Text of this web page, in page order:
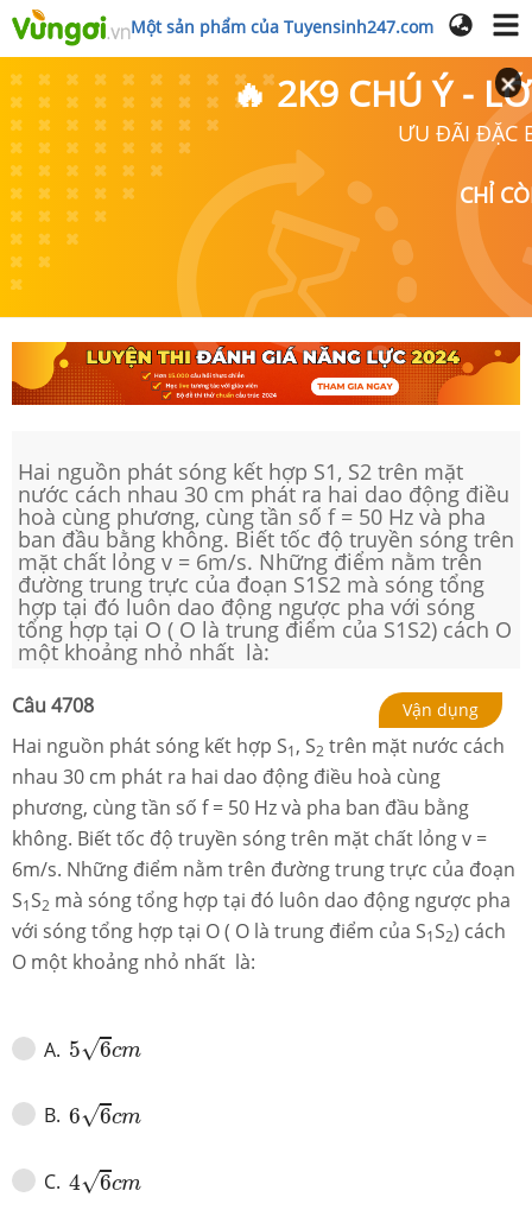
Một sản phẩm của Tuyensinh247.com
🔥 2K9 CHÚ Ý -
ƯU ĐÃI ĐẶC
CHỈ
Hai nguồn phát sóng kết hợp S1, S2 trên mặt
nước cách nhau 30 cm phát ra hai dao động điều
hoà cùng phương, cùng tần số f = 50 Hz và pha
ban đầu bằng không. Biết tốc độ truyền sóng trên
mặt chất lỏng v = 6m/s. Những điểm nằm trên
đường trung trực của đoạn S1S2 mà sóng tổng
hợp tại đó luôn dao động ngược pha với sóng
tổng hợp tại O ( O là trung điểm của S1S2) cách O
một khoảng nhỏ nhất là:
Câu 4708 Vận dụng
Hai nguồn phát sóng kết hợp S1, S2 trên mặt nước cách
nhau 30 cm phát ra hai dao động điều hoà cùng
phương, cùng tần số f = 50 Hz và pha ban đầu bằng
không. Biết tốc độ truyền sóng trên mặt chất lỏng v =
6m/s. Những điểm nằm trên đường trung trực của đoạn
S1S2 mà sóng tổng hợp tại đó luôn dao động ngược pha
với sóng tổng hợp tại O ( O là trung điểm của S1S2) cách
O một khoảng nhỏ nhất là:
A. 5√6cm
5 cm
B. 6√6cm
6 cm
C. 4√6cm
4 cm